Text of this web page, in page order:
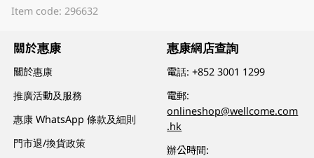
Item code: 296632
關於惠康
關於惠康
推廣活動及服務
惠康 WhatsApp 條款及細則
門市退/換貨政策
惠康網店查詢
電話:+852 3001 1299
電郵:
onlineshop@wellcome.com
.hk
辦公時間: